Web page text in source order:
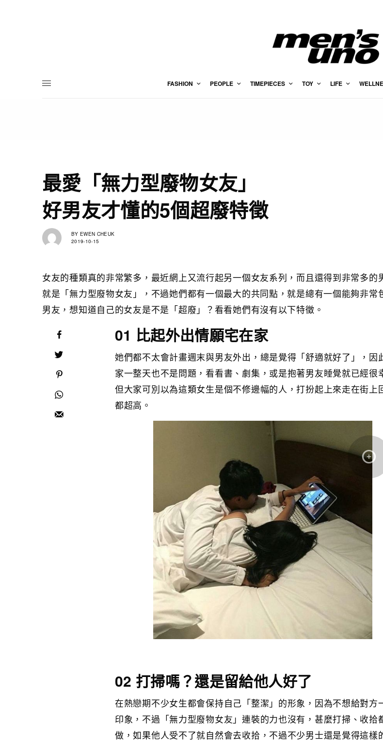
FASHION PEOPLE TIMEPIECES TOY LIFE
最愛「無力型廢物女友」
好男友才懂的5個超廢特徵
BY EWEN CHEUK
2019-10-15
女友的種類真的非常繁多，最近網上又流行起另一個女友系列，而且還得到非常多的
就是「無力型廢物女友」，不過她們都有一個最大的共同點，就是總有一個能夠非常
男友，想知道自己的女友是不是「超廢」？看看她們有沒有以下特徵。
01 比起外出情願宅在家
她們都不太會計畫週末與男友外出，總是覺得「舒適就好了」，因
家一整天也不是問題，看看書、劇集，或是抱著男友睡覺就已經很
但大家可別以為這類女生是個不修邊幅的人，打扮起上來走在街上
都超高。
02 打掃嗎？還是留給他人好了
在熱戀期不少女生都會保持自己「整潔」的形象，因為不想給對方
印象，不過「無力型廢物女友」連裝的力也沒有，甚麼打掃、收拾
做，如果他人受不了就自然會去收拾，不過不少男士還是覺得這樣